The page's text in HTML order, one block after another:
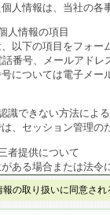
人情報は、当社の各
人情報の項目
以下の項目をフォー
話番号、メールアドレ
については電子メー
識できない方法によ
、セッション管理の
者提供について
がある場合または法
しません。
報の取り扱いに同意さ